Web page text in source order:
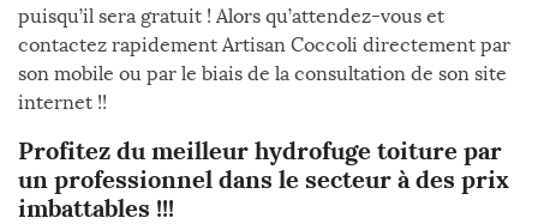
puisqu’il sera gratuit ! Alors qu’attendez-vous et
contactez rapidement Artisan Coccoli directement par
son mobile ou par le biais de la consultation de son site
internet !!
Profitez du meilleur hydrofuge toiture par
un professionnel dans le secteur à des prix
imbattables !!!